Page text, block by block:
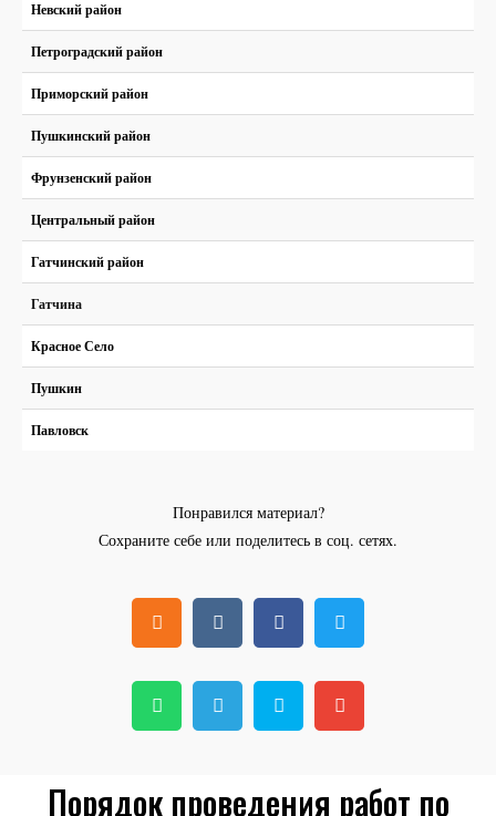
Невский район
Петроградский район
Приморский район
Пушкинский район
Фрунзенский район
Центральный район
Гатчинский район
Гатчина
Красное Село
Пушкин
Павловск
Понравился материал?
Сохраните себе или поделитесь в соц. сетях.
Порядок проведения работ по